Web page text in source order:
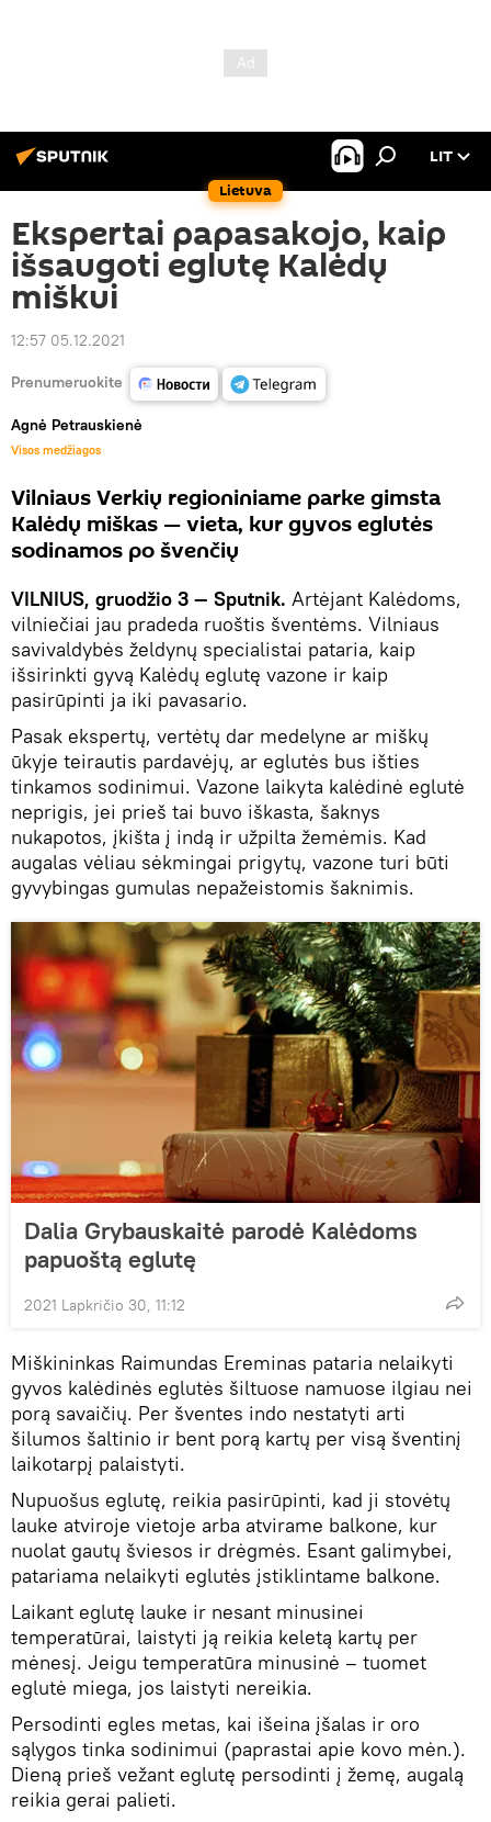
Lietuva
LIT
Ekspertai papasakojo, kaip
išsaugoti eglutę Kalėdų
miškui
12:57 05.12.2021
Prenumeruokite
Agnė Petrauskienė
Visos medžiagos
Vilniaus Verkių regioniniame parke gimsta
Kalėdų miškas — vieta, kur gyvos eglutės
sodinamos po švenčių
VILNIUS, gruodžio 3 — Sputnik. Artėjant Kalėdoms,
vilniečiai jau pradeda ruoštis šventėms. Vilniaus
savivaldybės želdynų specialistai pataria, kaip
išsirinkti gyvą Kalėdų eglutę vazone ir kaip
pasirūpinti ja iki pavasario.
Pasak ekspertų, vertėtų dar medelyne ar miškų
ūkyje teirautis pardavėjų, ar eglutės bus išties
tinkamos sodinimui. Vazone laikyta kalėdinė eglutė
neprigis, jei prieš tai buvo iškasta, šaknys
nukapotos, įkišta į indą ir užpilta žemėmis. Kad
augalas vėliau sėkmingai prigytų, vazone turi būti
gyvybingas gumulas nepažeistomis šaknimis.
Dalia Grybauskaitė parodė Kalėdoms
papuoštą eglutę
2021 Lapkričio 30, 11:12
Miškininkas Raimundas Ereminas pataria nelaikyti
gyvos kalėdinės eglutės šiltuose namuose ilgiau nei
porą savaičių. Per šventes indo nestatyti arti
šilumos šaltinio ir bent porą kartų per visą šventinį
laikotarpį palaistyti.
Nupuošus eglutę, reikia pasirūpinti, kad ji stovėtų
lauke atviroje vietoje arba atvirame balkone, kur
nuolat gautų šviesos ir drėgmės. Esant galimybei,
patariama nelaikyti eglutės įstiklintame balkone.
Laikant eglutę lauke ir nesant minusinei
temperatūrai, laistyti ją reikia keletą kartų per
mėnesį. Jeigu temperatūra minusinė – tuomet
eglutė miega, jos laistyti nereikia.
Persodinti egles metas, kai išeina įšalas ir oro
sąlygos tinka sodinimui (paprastai apie kovo mėn.).
Dieną prieš vežant eglutę persodinti į žemę, augalą
reikia gerai palieti.